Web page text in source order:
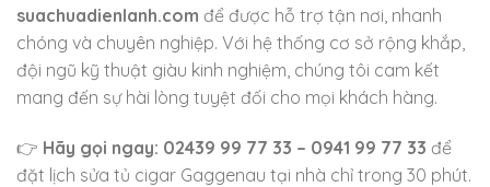
suachuadienlanh.com để được hỗ trợ tận nơi, nhanh
chóng và chuyên nghiệp. Với hệ thống cơ sở rộng khắp,
đội ngũ kỹ thuật giàu kinh nghiệm, chúng tôi cam kết
mang đến sự hài lòng tuyệt đối cho mọi khách hàng.
👉 Hãy gọi ngay: 02439 99 77 33 – 0941 99 77 33 để
đặt lịch sửa tủ cigar Gaggenau tại nhà chỉ trong 30 phút.